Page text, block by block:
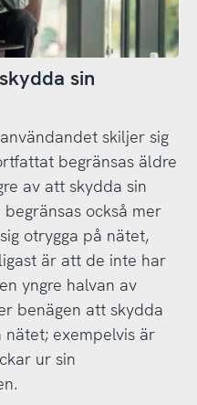
sin
skiljer sig
begränsas äldre
av att skydda sin
också mer
otrygga på nätet,
är att de inte har
yngre halvan av
benägen att skydda
exempelvis är
ur sin